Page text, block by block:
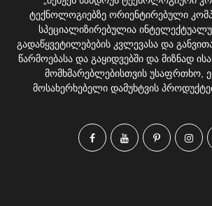
ტექნოლოგიებზე ორიენტირებული
სპეციალიზირებულია
გადაწყვეტილებების კვლევასა და
წარმოებასა და გაყიდვებში და მიზნად
მომხმარებლებისთვის უსაფრთხო,
მოსახერხებელი დამუხტვის